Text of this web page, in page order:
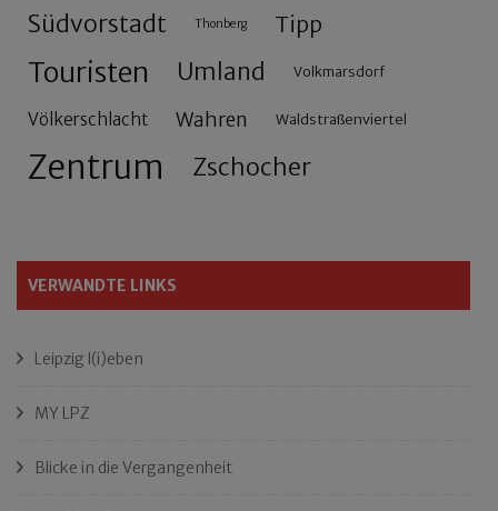
Südvorstadt Thonberg Tipp
Touristen Umland Volkmarsdorf
Völkerschlacht Wahren Waldstraßenviertel
Zentrum Zschocher
VERWANDTE LINKS
Leipzig l(i)eben
MY LPZ
Blicke in die Vergangenheit